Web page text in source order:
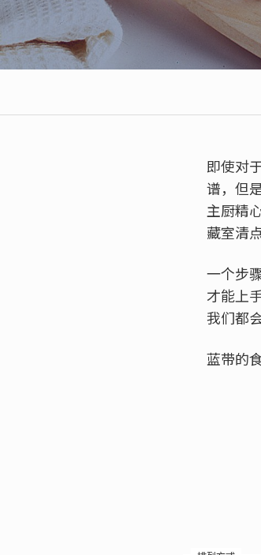
即使对
谱，但
主厨精
藏室清
一个步
才能上
我们都
蓝带的